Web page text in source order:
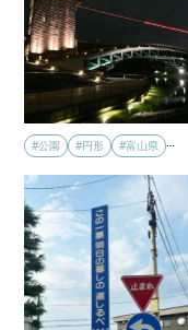
#公園 #円形 #富山県